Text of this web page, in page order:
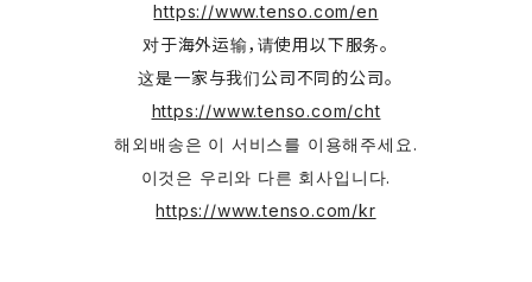
https://www.tenso.com/en
对于海外运输，请使用以下服务。
这是一家与我们公司不同的公司。
https://www.tenso.com/cht
해외배송은 이 서비스를 이용해주세요.
이것은 우리와 다른 회사입니다.
https://www.tenso.com/kr